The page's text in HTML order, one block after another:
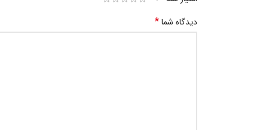
دیدگاه شما*